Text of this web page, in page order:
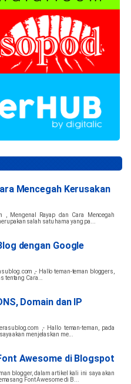
Mencegah Kerusakan
, Mengenal Rayap dan Cara Mencegah
salah satu hama yang pa...
dengan Google
,- Hallo teman-teman bloggers,
tentang Cara...
Domain dan IP
,- Hallo teman-teman, pada
akan menjelaskan me...
Awesome di Blogspot
blogger, dalam artikel kali ini saya akan
Font Awesome di B...